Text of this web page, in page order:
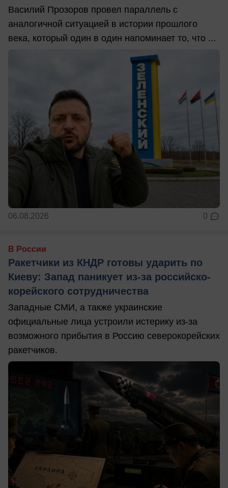
Василий Прозоров провел параллель с
аналогичной ситуацией в истории прошлого
века, который один в один напоминает то, что ...
06.08.2026 0
В России
Ракетчики из КНДР готовы ударить по
Киеву: Запад паникует из-за российско-
корейского сотрудничества
Западные СМИ, а также украинские
официальные лица устроили истерику из-за
возможного прибытия в Россию северокорейских
ракетчиков.